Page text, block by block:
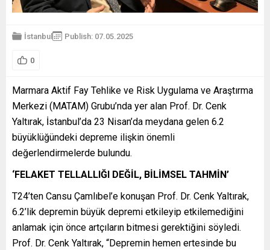
İstanbul Publish: 07.05.2025
0
Marmara Aktif Fay Tehlike ve Risk Uygulama ve Araştırma
Merkezi (MATAM) Grubu’nda yer alan Prof. Dr. Cenk
Yaltırak, İstanbul’da 23 Nisan’da meydana gelen 6.2
büyüklüğündeki depreme ilişkin önemli
değerlendirmelerde bulundu.
‘FELAKET TELLALLIĞI DEĞİL, BİLİMSEL TAHMİN’
T24’ten Cansu Çamlıbel’e konuşan Prof. Dr. Cenk Yaltırak,
6.2’lik depremin büyük depremi etkileyip etkilemediğini
anlamak için önce artçıların bitmesi gerektiğini söyledi.
Prof. Dr. Cenk Yaltırak, “Depremin hemen ertesinde bu